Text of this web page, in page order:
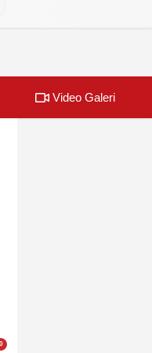
İzmir Yurttaş
Video Galeri